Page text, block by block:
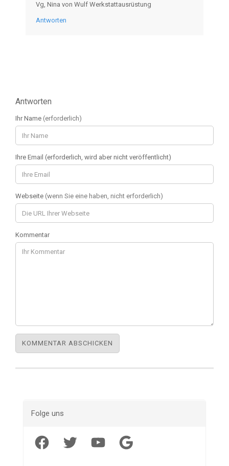
Vg, Nina von Wulf Werkstattausrüstung
Antworten
Antworten
Ihr Name (erforderlich)
Ihre Email (erforderlich, wird aber nicht veröffentlicht)
Webseite (wenn Sie eine haben, nicht erforderlich)
Kommentar
Folge uns
Facebook Twitter YouTube Google